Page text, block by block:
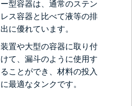
ー型容器は、通常のステン
レス容器と比べて液等の排
出に優れています。
装置や大型の容器に取り付
けて、漏斗のように使用す
ることができ、材料の投入
に最適なタンクです。